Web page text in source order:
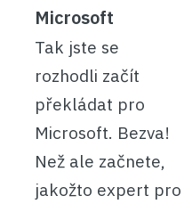
Microsoft
Tak jste se
rozhodli začít
překládat pro
Microsoft. Bezva!
Než ale začnete,
jakožto expert pro